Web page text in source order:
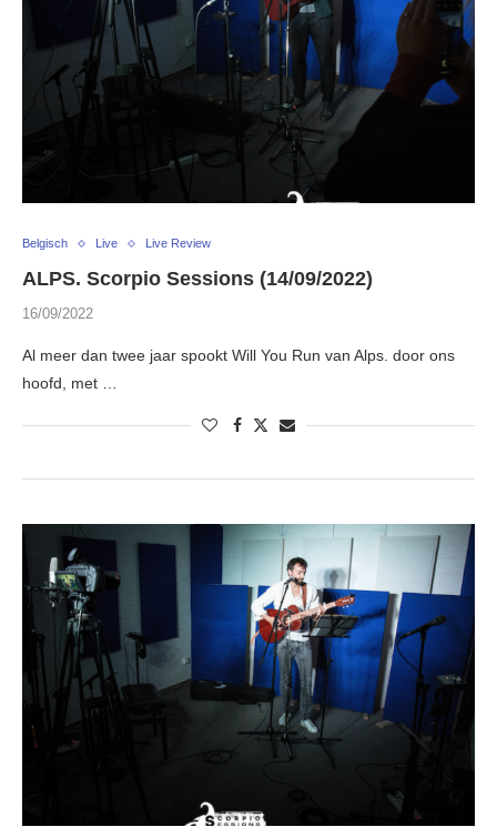
Belgisch Live Live Review
ALPS. Scorpio Sessions (14/09/2022)
16/09/2022
Al meer dan twee jaar spookt Will You Run van Alps. door ons
hoofd, met …